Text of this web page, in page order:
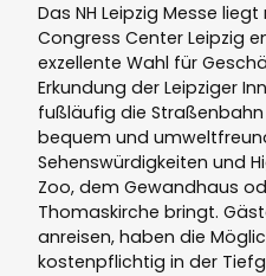
Das NH Leipzig Messe
Congress Center Leipzig
exzellente Wahl für
Erkundung der Leipziger
fußläufig die Straßenbahn
bequem und
Sehenswürdigkeiten und
Zoo, dem Gewandhaus
Thomaskirche bringt.
anreisen, haben die
kostenpflichtig in der